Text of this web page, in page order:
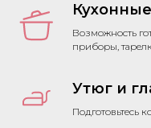
Возможность
приборы,
Утюг и
Подготовьтесь